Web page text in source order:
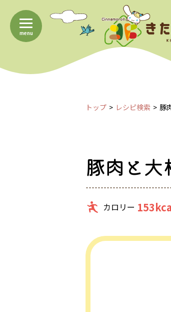
menu
トップ レシピ検索 豚
豚肉と
カロリー